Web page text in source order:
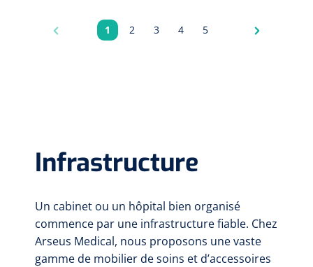
Pagina
1 Pagina
2 Pagina
3 Pagina
4 Pagina
5
Infrastructure
Un cabinet ou un hôpital bien organisé
commence par une infrastructure fiable. Chez
Arseus Medical, nous proposons une vaste
gamme de mobilier de soins et d’accessoires